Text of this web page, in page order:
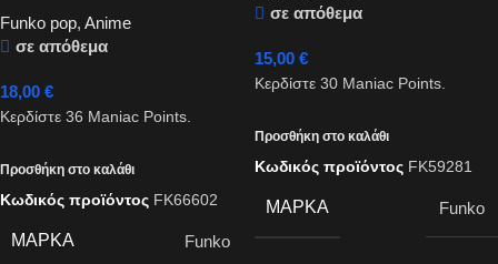
Funko pop, Anime
σε απόθεμα
18,00 €
Κερδίστε 36 Maniac Points.
Προσθήκη στο καλάθι
Κωδικός προϊόντος FK66602
ΜΆΡΚΑ Funko
σε απόθεμα
15,00 €
Κερδίστε 30 Maniac Points.
Προσθήκη στο καλάθι
Κωδικός προϊόντος FK59281
ΜΆΡΚΑ Funko